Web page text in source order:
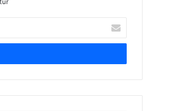
بريدك
الإلكتروني